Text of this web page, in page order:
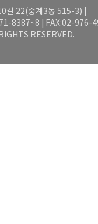
길 22(중계3동 515-3) |
8387~8 | FAX:02-976-
RESERVED.